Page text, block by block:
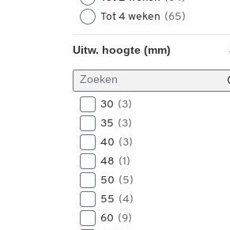
Tot 4 weken (65)
Uitw. hoogte (mm)
30 (3)
35 (3)
40 (3)
48 (1)
50 (5)
55 (4)
60 (9)